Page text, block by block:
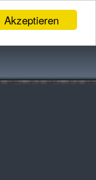
Akzeptieren